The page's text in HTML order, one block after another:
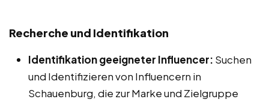
Recherche und Identifikation
Identifikation geeigneter Influencer: Suchen
und Identifizieren von Influencern in
Schauenburg, die zur Marke und Zielgruppe